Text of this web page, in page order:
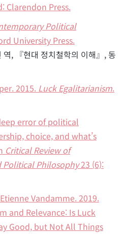
Clarendon Press.
Political
University Press.
, 『현대 정치철학의 이해』, 동
2015. Luck Egalitarianism.
error of political
choice, and what’s
Critical Review of
Philosophy23 (6):
Vandamme. 2019.
and Relevance: Is Luck
Good, but Not All Things